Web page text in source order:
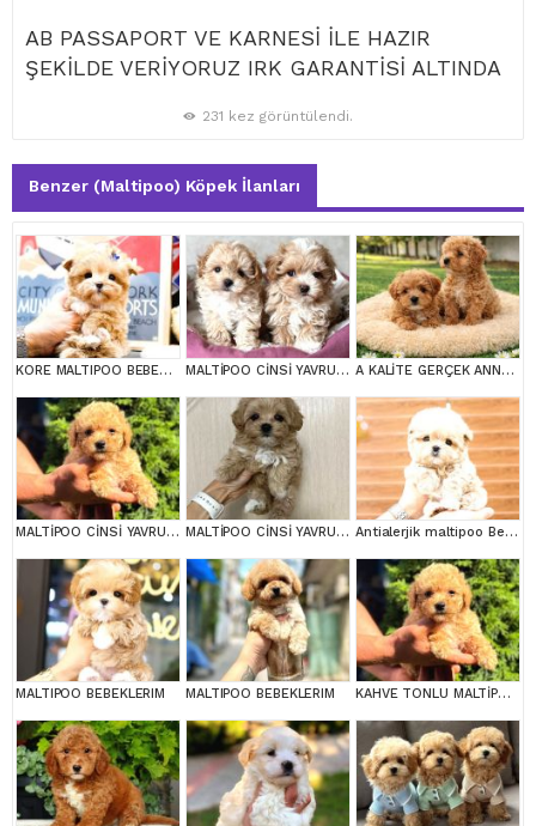
AB PASSAPORT VE KARNESİ İLE HAZIR
ŞEKİLDE VERİYORUZ IRK GARANTİSİ ALTINDA
231 kez görüntülendi.
Benzer (Maltipoo) Köpek İlanları
KORE MALTIPOO BEBEKLERIM MALTİPOO CİNSİ YAVRULAR EV ÜRETİMİ A KALİTE GERÇEK ANNE BABA MALTİPOO YAVRULAR
MALTİPOO CİNSİ YAVRULAR EV ÜRETİMİ MALTİPOO CİNSİ YAVRULAR EV ÜRETİMİ Antialerjik maltipoo Bebeklerim
MALTIPOO BEBEKLERIM MALTIPOO BEBEKLERIM KAHVE TONLU MALTİPOO CİNSİ YAVRULAR